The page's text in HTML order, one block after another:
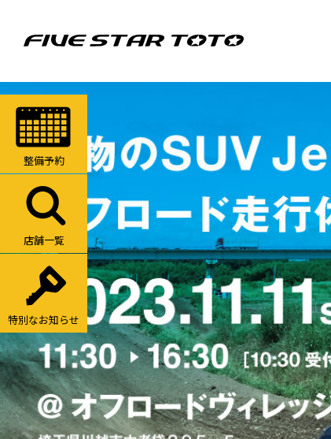
整備予約
店舗一覧
特別なお知らせ